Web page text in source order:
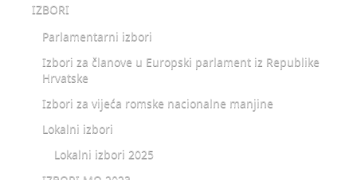
IZBORI
Parlamentarni izbori
Izbori za članove u Europski parlament iz Republike
Hrvatske
Izbori za vijeća romske nacionalne manjine
Lokalni izbori
Lokalni izbori 2025